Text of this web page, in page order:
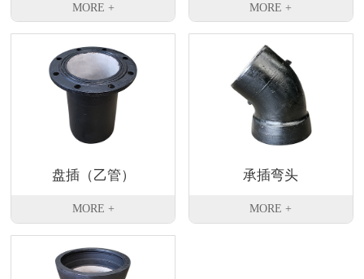
MORE + MORE +
盘插（乙管）
MORE +
承插弯头
MORE +